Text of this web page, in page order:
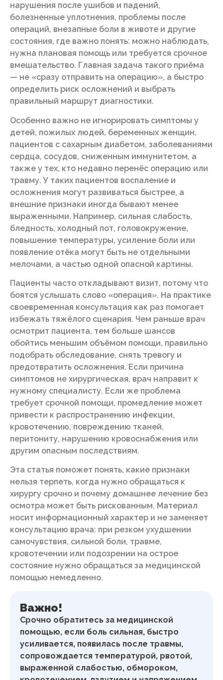
нарушения после ушибов и падений,
болезненные уплотнения, проблемы после
операций, внезапные боли в животе и другие
состояния, где важно понять: можно наблюдать,
нужна плановая помощь или требуется срочное
вмешательство. Главная задача такого приёма
— не «сразу отправить на операцию», а быстро
определить риск осложнений и выбрать
правильный маршрут диагностики.
Особенно важно не игнорировать симптомы у
детей, пожилых людей, беременных женщин,
пациентов с сахарным диабетом, заболеваниями
сердца, сосудов, сниженным иммунитетом, а
также у тех, кто недавно перенёс операцию или
травму. У таких пациентов воспаление и
осложнения могут развиваться быстрее, а
внешние признаки иногда бывают менее
выраженными. Например, сильная слабость,
бледность, холодный пот, головокружение,
повышение температуры, усиление боли или
появление отёка могут быть не отдельными
мелочами, а частью одной опасной картины.
Пациенты часто откладывают визит, потому что
боятся услышать слово «операция». На практике
своевременная консультация как раз помогает
избежать тяжёлого сценария. Чем раньше врач
осмотрит пациента, тем больше шансов
обойтись меньшим объёмом помощи, правильно
подобрать обследование, снять тревогу и
предотвратить осложнения. Если причина
симптомов не хирургическая, врач направит к
нужному специалисту. Если же проблема
требует срочной помощи, промедление может
привести к распространению инфекции,
кровотечению, повреждению тканей,
перитониту, нарушению кровоснабжения или
другим опасным последствиям.
Эта статья поможет понять, какие признаки
нельзя терпеть, когда нужно обращаться к
хирургу срочно и почему домашнее лечение без
осмотра может быть рискованным. Материал
носит информационный характер и не заменяет
консультацию врача: при резком ухудшении
самочувствия, сильной боли, травме,
кровотечении или подозрении на острое
состояние нужно обращаться за медицинской
помощью немедленно.
Важно!
Срочно обратитесь за медицинской
помощью, если боль сильная, быстро
усиливается, появилась после травмы,
сопровождается температурой, рвотой,
выраженной слабостью, обмороком,